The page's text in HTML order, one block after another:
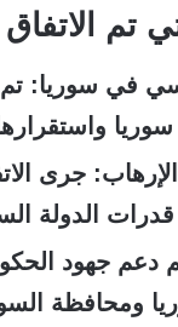
تم الاتفاق
في سوريا:
: جرى
الدولة
دعم جهود